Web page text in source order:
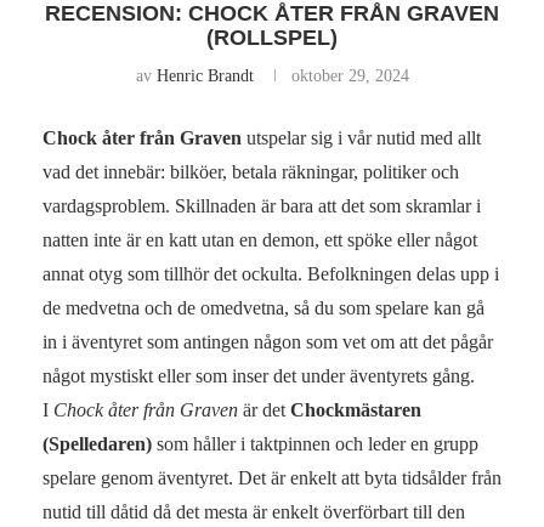
RECENSION: CHOCK ÅTER FRÅN GRAVEN
(ROLLSPEL)
av Henric Brandt oktober 29, 2024
Chock åter från Graven utspelar sig i vår nutid med allt
vad det innebär: bilköer, betala räkningar, politiker och
vardagsproblem. Skillnaden är bara att det som skramlar i
natten inte är en katt utan en demon, ett spöke eller något
annat otyg som tillhör det ockulta. Befolkningen delas upp i
de medvetna och de omedvetna, så du som spelare kan gå
in i äventyret som antingen någon som vet om att det pågår
något mystiskt eller som inser det under äventyrets gång.
I Chock åter från Graven är det Chockmästaren
(Spelledaren) som håller i taktpinnen och leder en grupp
spelare genom äventyret. Det är enkelt att byta tidsålder från
nutid till dåtid då det mesta är enkelt överförbart till den